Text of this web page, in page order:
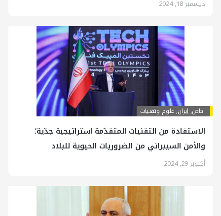
ديسمبر 18, 2024
خاص,إيران,علوم وتقنيات
الاستفادة من التقنيات المتقدّمة استراتيجية جدّية؛
والأمن السيبراني من الضروريات الحيوية للبلاد
أكتوبر 29, 2024